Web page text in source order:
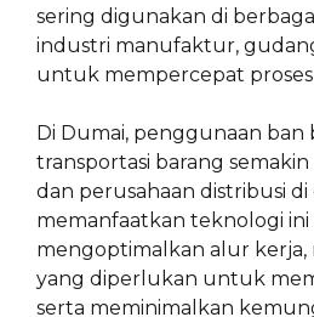
sering digunakan di
industri manufaktur,
untuk mempercepat
Di Dumai, penggunaan ban
transportasi barang
dan perusahaan distribusi di
memanfaatkan teknologi
mengoptimalkan alur
yang diperlukan untuk
serta meminimalkan